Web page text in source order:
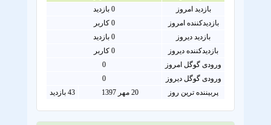
بازدید امروز
0بازدید
بازدیدکننده امروز
0 کاربر
بازدید دیروز
0 بازدید
بازدیدکننده دیروز
0 کاربر
ورودی گوگل امروز
0
ورودی گوگل دیروز
0
پربیننده ترین روز
20 مهر 1397 43 بازدید